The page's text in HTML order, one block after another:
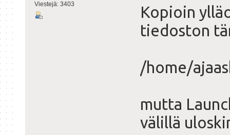
Viestejä: 3403
Kopioin
tiedoston
/home/
mutta
välillä